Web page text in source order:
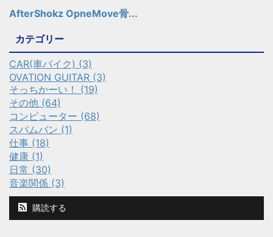
AfterShokz OpneMove骨...
カテゴリー
CAR(車バイク) (3)
OVATION GUITAR (3)
そっちかーい！ (19)
その他 (64)
コンピューター (68)
スパムバン (1)
仕事 (18)
健康 (1)
日常 (30)
音楽関係 (3)
購読する